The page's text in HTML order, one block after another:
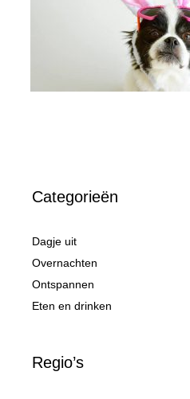
Categorieën
Dagje uit
Overnachten
Ontspannen
Eten en drinken
Regio’s